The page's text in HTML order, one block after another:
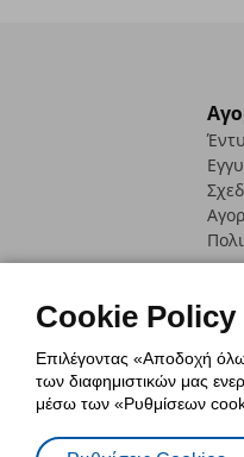
Cookie Policy
Επιλέγοντας «Αποδοχή
των διαφημιστικών μας
μέσω των «Ρυθμίσεων